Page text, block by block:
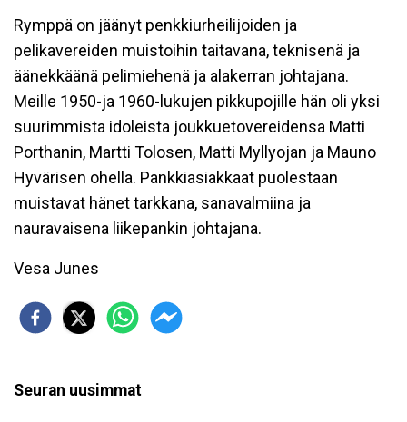
Rymppä on jäänyt penkkiurheilijoiden ja
pelikavereiden muistoihin taitavana, teknisenä ja
äänekkäänä pelimiehenä ja alakerran johtajana.
Meille 1950-ja 1960-lukujen pikkupojille hän oli yksi
suurimmista idoleista joukkuetovereidensa Matti
Porthanin, Martti Tolosen, Matti Myllyojan ja Mauno
Hyvärisen ohella. Pankkiasiakkaat puolestaan
muistavat hänet tarkkana, sanavalmiina ja
nauravaisena liikepankin johtajana.
Vesa Junes
Seuran uusimmat